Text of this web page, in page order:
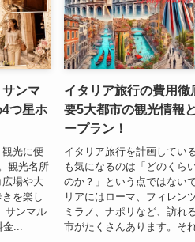
ンマ
つ星ホ
光に便
観光名所
場や大
を楽し
サンマル
...
イタリア旅行の費用徹
要5大都市の観光情報
ープラン！
イタリア旅行を計画してい
も気になるのは「どのくら
のか？」という点ではない
リアにはローマ、フィレン
ミラノ、ナポリなど、訪れ
市がたくさんあります。そ